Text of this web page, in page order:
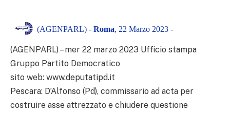
(AGENPARL) - Roma, 22 Marzo 2023 -
(AGENPARL) – mer 22 marzo 2023 Ufficio stampa
Gruppo Partito Democratico
sito web: www.deputatipd.it
Pescara: D’Alfonso (Pd), commissario ad acta per
costruire asse attrezzato e chiudere questione